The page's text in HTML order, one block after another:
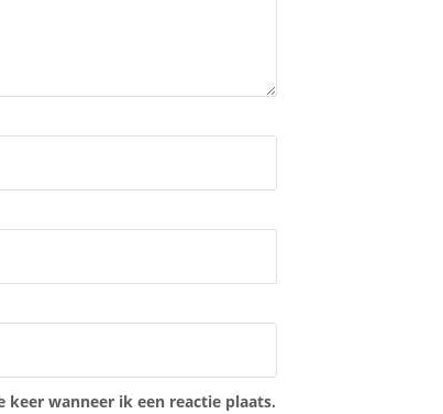
keer wanneer ik een reactie plaats.